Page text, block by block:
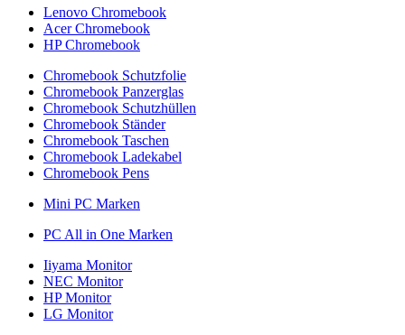
Lenovo Chromebook
Acer Chromebook
HP Chromebook
Chromebook Schutzfolie
Chromebook Panzerglas
Chromebook Schutzhüllen
Chromebook Ständer
Chromebook Taschen
Chromebook Ladekabel
Chromebook Pens
Mini PC Marken
PC All in One Marken
Iiyama Monitor
NEC Monitor
HP Monitor
LG Monitor